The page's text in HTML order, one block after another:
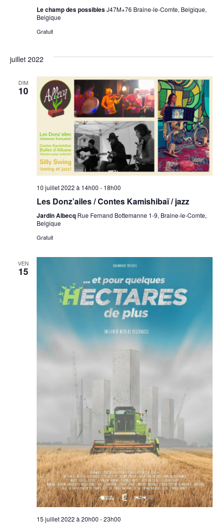
Le champ des possiblesJ47M+76 Braine-le-Comte, Belgique,
Belgique
Gratuit
juillet 2022
DIM
10
10 juillet 2022 à 14h00 - 18h00
Les Donz’ailes / Contes Kamishibaï / jazz
Jardin Albecq Rue Fernand Bottemanne 1-9, Braine-le-Comte,
Belgique
Gratuit
VEN
15
15 juillet 2022 à 20h00 -23h00